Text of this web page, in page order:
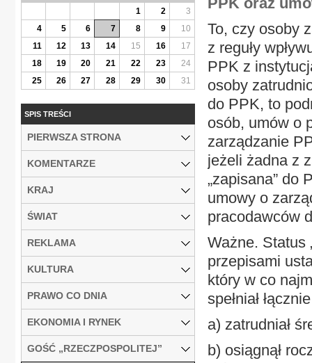
To, czy osoby
z reguły
PPK z
osoby
do PPK, to
osób, umów o
zarządzanie
jeżeli żadna z
„zapisana” do
umowy o
pracodawców
Ważne. Status
przepisami
który w co
spełniał
a) zatrudniał
b) osiągnął
1
2
3
4
5 6 7 8 9
10
11
12 13 14 15 16
17
18
19 20 21 22 23
24
25
26 27 28 29 30 31
SPIS TREŚCI
PIERWSZA STRONA
KOMENTARZE
KRAJ
ŚWIAT
REKLAMA
KULTURA
PRAWO CO DNIA
EKONOMIA I RYNEK
GOŚĆ „RZECZPOSPOLITEJ”